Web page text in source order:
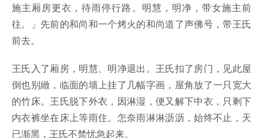
施主厢房更衣，待雨停行路。明慧，明净，带女施主前
往。」先前的和尚和一个烤火的和尚道了声佛号，带王氏
前去。
王氏入了厢房，明慧、明净退出。王氏扣了房门，见此屋
倒也别緻，临面的墙上挂了几幅字画，屋角放了一只宽大
的竹床。王氏脱下外衣，因淋湿，便又解下中衣，只剩下
内衣裤坐在床上等雨住。怎奈雨淋淋沥沥，始终不止，天
已渐黑，王氏不禁忧急起来。